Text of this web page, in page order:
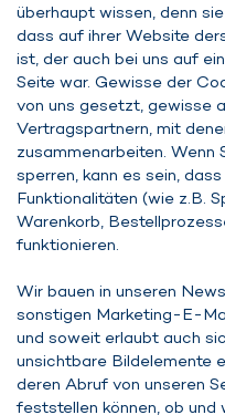
überhaupt wissen, denn
dass auf ihrer Website
ist, der auch bei uns auf
Seite war. Gewisse der
von uns gesetzt, gewisse
Vertragspartnern, mit
zusammenarbeiten. Wenn
sperren, kann es sein,
Funktionalitäten (wie z.B.
Warenkorb,
funktionieren.
Wir bauen in unseren
sonstigen Marketing-E-
und soweit erlaubt auch
unsichtbare Bildelemente
deren Abruf von unseren
feststellen können, ob und